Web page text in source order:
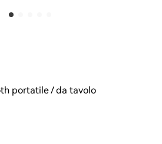
portatile / da tavolo